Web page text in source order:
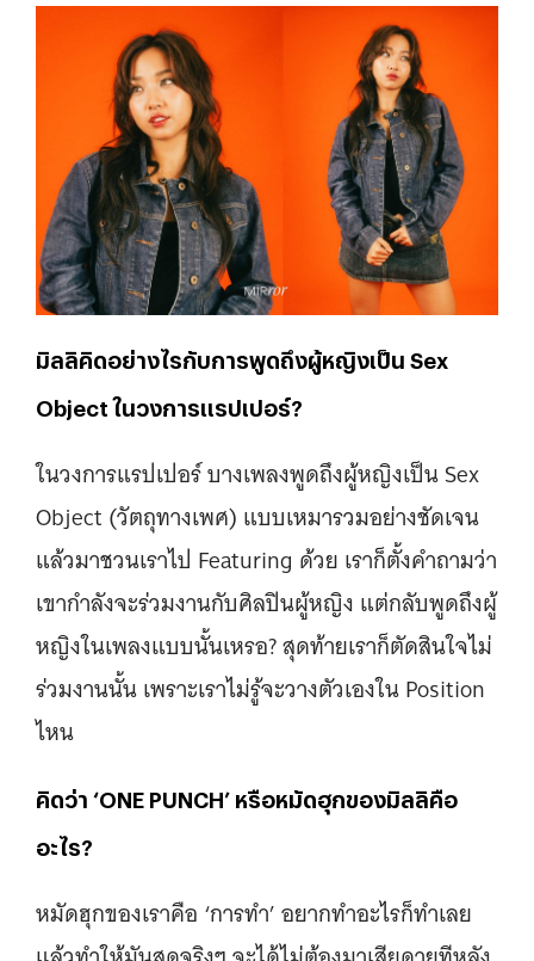
มิลลิคิดอย่างไรกับการพูดถึงผู้หญิงเป็น Sex
Object ในวงการแรปเปอร์?
ในวงการแรปเปอร์ บางเพลงพูดถึงผู้หญิงเป็น Sex
Object (วัตถุทางเพศ) แบบเหมารวมอย่างชัดเจน
แล้วมาชวนเราไป Featuring ด้วย เราก็ตั้งคำถามว่า
เขากําลังจะร่วมงานกับศิลปินผู้หญิง แต่กลับพูดถึงผู้
หญิงในเพลงแบบนั้นเหรอ? สุดท้ายเราก็ตัดสินใจไม่
ร่วมงานนั้น เพราะเราไม่รู้จะวางตัวเองใน Position
ไหน
คิดว่า ‘ONE PUNCH’ หรือหมัดฮุกของมิลลิคือ
อะไร?
หมัดฮุกของเราคือ ‘การทำ’ อยากทำอะไรก็ทำเลย